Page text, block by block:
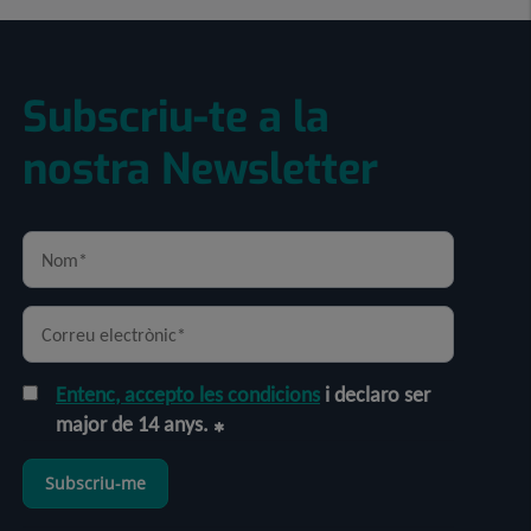
Subscriu-te a la
nostra Newsletter
Entenc, accepto les condicions i declaro ser
major de 14 anys.
Subscriu-me